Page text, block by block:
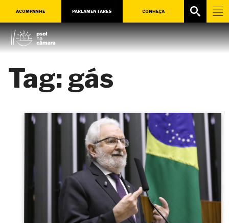
ACOMPANHE PARLAMENTARES CONHEÇA
Tag: gás